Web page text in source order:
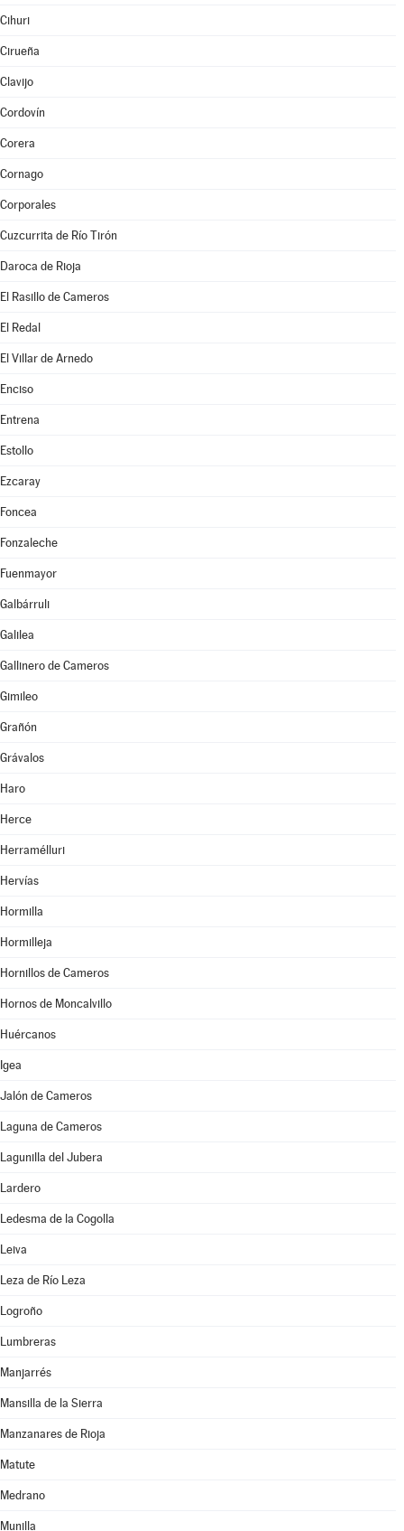
Cihuri
Cirueña
Clavijo
Cordovín
Corera
Cornago
Corporales
Cuzcurrita de Río Tirón
Daroca de Rioja
El Rasillo de Cameros
El Redal
El Villar de Arnedo
Enciso
Entrena
Estollo
Ezcaray
Foncea
Fonzaleche
Fuenmayor
Galbárruli
Galilea
Gallinero de Cameros
Gimileo
Grañón
Grávalos
Haro
Herce
Herramélluri
Hervías
Hormilla
Hormilleja
Hornillos de Cameros
Hornos de Moncalvillo
Huércanos
Igea
Jalón de Cameros
Laguna de Cameros
Lagunilla del Jubera
Lardero
Ledesma de la Cogolla
Leiva
Leza de Río Leza
Logroño
Lumbreras
Manjarrés
Mansilla de la Sierra
Manzanares de Rioja
Matute
Medrano
Munilla